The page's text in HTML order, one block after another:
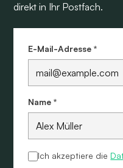
direkt in Ihr Postfach.
E-Mail-Adresse *
Name *
Ich akzeptiere die